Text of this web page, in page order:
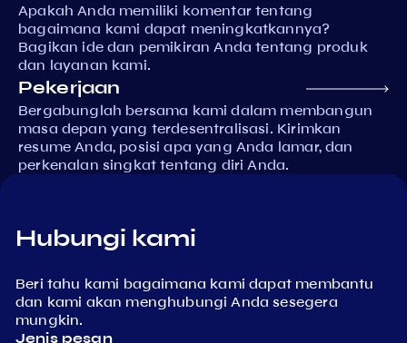
Apakah Anda memiliki komentar tentang
bagaimana kami dapat meningkatkannya?
Bagikan ide dan pemikiran Anda tentang produk
dan layanan kami.
Pekerjaan
Bergabunglah bersama kami dalam membangun
masa depan yang terdesentralisasi. Kirimkan
resume Anda, posisi apa yang Anda lamar, dan
perkenalan singkat tentang diri Anda.
Hubungi kami
Beri tahu kami bagaimana kami dapat membantu
dan kami akan menghubungi Anda sesegera
mungkin.
Jenis pesan